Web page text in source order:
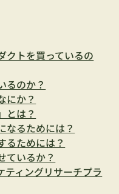
クトを買っているの
るのか？
にか？
とは？
なるためには？
るためには？
ているか？
ティングリサーチプラ